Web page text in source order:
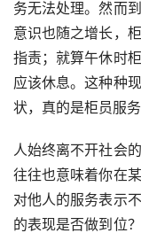
务无法处理。然而
意识也随之增长，
指责；就算午休时
应该休息。这种种
状，真的是柜员服
人始终离不开社会
往往也意味着你在
对他人的服务表示
的表现是否做到位